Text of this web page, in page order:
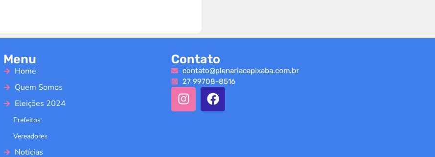
Menu
Home
Quem Somos
Eleições 2024
Prefeitos
Vereadores
Notícias
Contato
contato@plenariacapixaba.com.br
27 99708-8516